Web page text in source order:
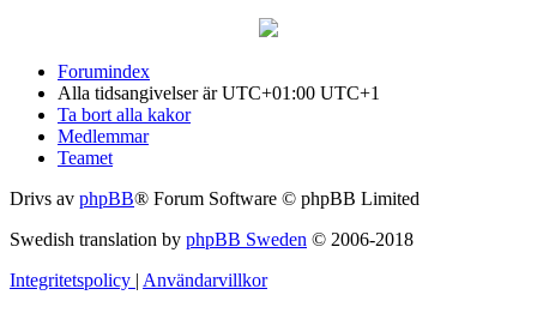
Forumindex
Alla tidsangivelser är UTC+01:00 UTC+1
Ta bort alla kakor
Medlemmar
Teamet
Drivs av phpBB® Forum Software © phpBB Limited
Swedish translation by phpBB Sweden © 2006-2018
Integritetspolicy Användarvillkor